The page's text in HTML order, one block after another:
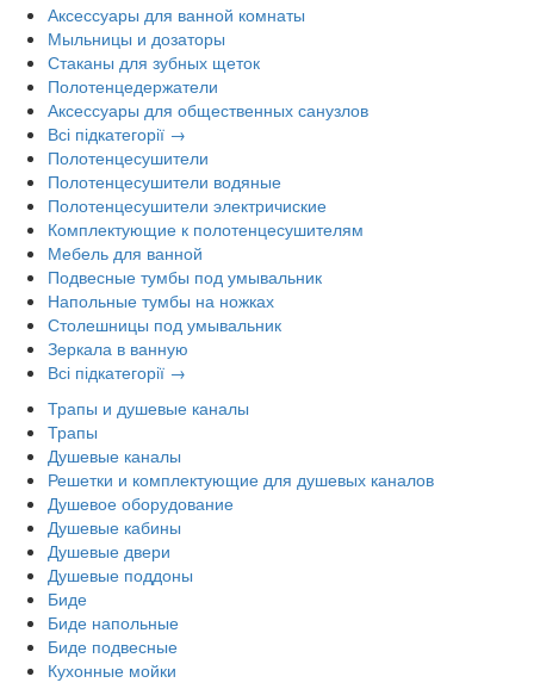
Аксессуары для ванной комнаты
Мыльницы и дозаторы
Стаканы для зубных щеток
Полотенцедержатели
Аксессуары для общественных санузлов
Всі підкатегорії →
Полотенцесушители
Полотенцесушители водяные
Полотенцесушители электричиские
Комплектующие к полотенцесушителям
Мебель для ванной
Подвесные тумбы под умывальник
Напольные тумбы на ножках
Столешницы под умывальник
Зеркала в ванную
Всі підкатегорії →
Трапы и душевые каналы
Трапы
Душевые каналы
Решетки и комплектующие для душевых каналов
Душевое оборудование
Душевые кабины
Душевые двери
Душевые поддоны
Биде
Биде напольные
Биде подвесные
Кухонные мойки